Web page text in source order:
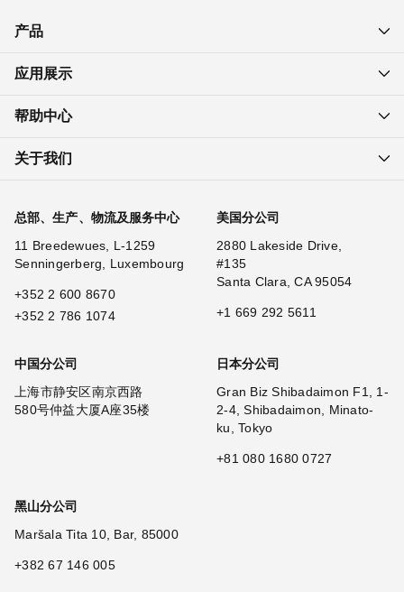
产品
应用展示
帮助中心
关于我们
总部、生产、物流及服务中心
11 Breedewues, L-1259
Senningerberg, Luxembourg
+352 2 600 8670
+352 2 786 1074
美国分公司
2880 Lakeside Drive,
#135
Santa Clara, CA 95054
+1 669 292 5611
中国分公司
上海市静安区南京西路
580号仲益大厦A座35楼
日本分公司
Gran Biz Shibadaimon F1, 1-
2-4, Shibadaimon, Minato-
ku, Tokyo
+81 080 1680 0727
黑山分公司
Maršala Tita 10, Bar, 85000
+382 67 146 005